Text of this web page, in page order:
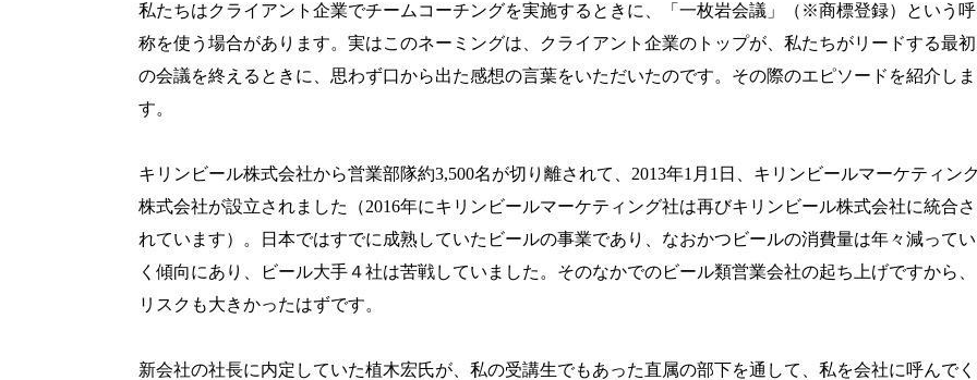
私たちはクライアント企業でチームコーチングを実施するときに、「一枚岩会議」（※商標登録）という呼
称を使う場合があります。実はこのネーミングは、クライアント企業のトップが、私たちがリードする最初
の会議を終えるときに、思わず口から出た感想の言葉をいただいたのです。その際のエピソードを紹介しま
す。
キリンビール株式会社から営業部隊約3,500名が切り離されて、 2013年1 月 1 日、キリンビールマーケティン
株式会社が設立されました（2016年にキリンビールマーケティング社は再びキリンビール株式会社に統合さ
れています）。日本ではすでに成熟していたビールの事業であり、なおかつビールの消費量は年々減ってい
く傾向にあり、ビール大手４社は苦戦していました。そのなかでのビール類営業会社の起ち上げですから、
リスクも大きかったはずです。
新会社の社長に内定していた植木宏氏が、私の受講生でもあった直属の部下を通して、私を会社に呼んでく